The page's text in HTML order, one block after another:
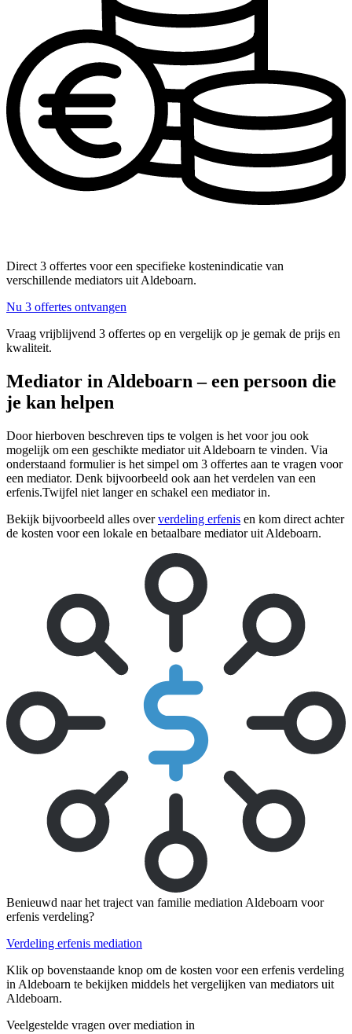
Direct 3 offertes voor een specifieke kostenindicatie van
verschillende mediators uit Aldeboarn.
Nu 3 offertes ontvangen
Vraag vrijblijvend 3 offertes op en vergelijk op je gemak de prijs en
kwaliteit.
Mediator in Aldeboarn – een persoon die
je kan helpen
Door hierboven beschreven tips te volgen is het voor jou ook
mogelijk om een geschikte mediator uit Aldeboarn te vinden. Via
onderstaand formulier is het simpel om 3 offertes aan te vragen voor
een mediator. Denk bijvoorbeeld ook aan het verdelen van een
erfenis.Twijfel niet langer en schakel een mediator in.
Bekijk bijvoorbeeld alles oververdeling erfenis en kom direct achter
de kosten voor een lokale en betaalbare mediator uit Aldeboarn.
Benieuwd naar het traject van familie mediation Aldeboarn voor
erfenis verdeling?
Verdeling erfenis mediation
Klik op bovenstaande knop om de kosten voor een erfenis verdeling
in Aldeboarn te bekijken middels het vergelijken van mediators uit
Aldeboarn.
Veelgestelde vragen over mediation in